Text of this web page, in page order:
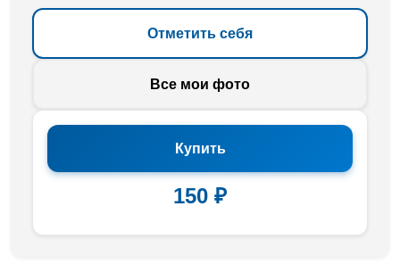
Отметить себя
Все мои фото
Купить
150 ₽